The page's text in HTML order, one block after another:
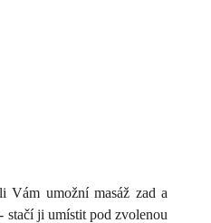
Vám umožní masáž zad a
stačí ji umístit pod zvolenou